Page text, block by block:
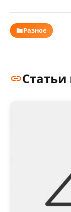
Разное
Статьи